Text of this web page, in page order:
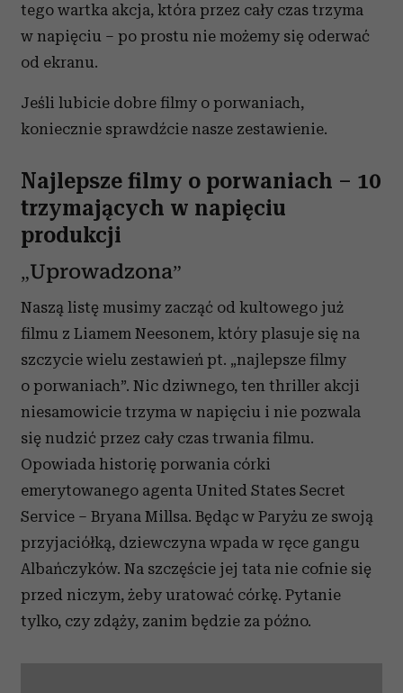
tego wartka akcja, która przez cały czas trzyma
w napięciu – po prostu nie możemy się oderwać
od ekranu.
Jeśli lubicie dobre filmy o porwaniach,
koniecznie sprawdźcie nasze zestawienie.
Najlepsze filmy o porwaniach – 10
trzymających w napięciu
produkcji
„Uprowadzona”
Naszą listę musimy zacząć od kultowego już
filmu z Liamem Neesonem, który plasuje się na
szczycie wielu zestawień pt. „najlepsze filmy
o porwaniach”. Nic dziwnego, ten thriller akcji
niesamowicie trzyma w napięciu i nie pozwala
się nudzić przez cały czas trwania filmu.
Opowiada historię porwania córki
emerytowanego agenta United States Secret
Service – Bryana Millsa. Będąc w Paryżu ze swoją
przyjaciółką, dziewczyna wpada w ręce gangu
Albańczyków. Na szczęście jej tata nie cofnie się
przed niczym, żeby uratować córkę. Pytanie
tylko, czy zdąży, zanim będzie za późno.